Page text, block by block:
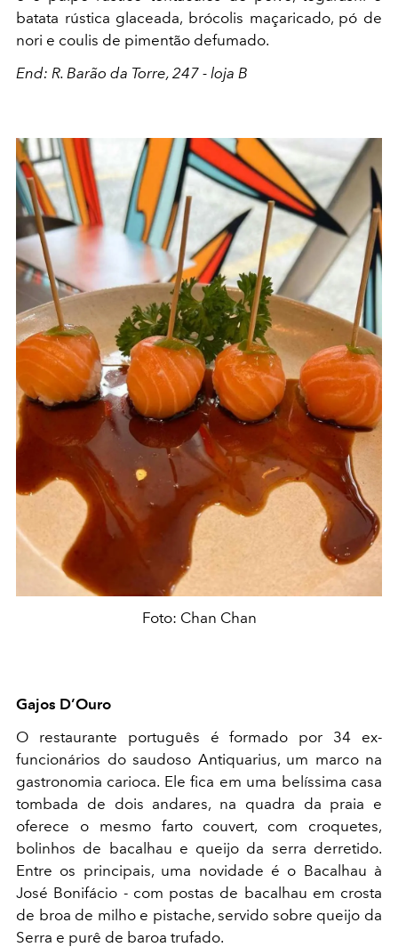
batata rústica glaceada, brócolis maçaricado, pó de
nori e coulis de pimentão defumado.
End: R. Barão da Torre, 247 - loja B
Foto: Chan Chan
Gajos D’Ouro
O restaurante português é formado por 34 ex-
funcionários do saudoso Antiquarius, um marco na
gastronomia carioca. Ele fica em uma belíssima casa
tombada de dois andares, na quadra da praia e
oferece o mesmo farto couvert, com croquetes,
bolinhos de bacalhau e queijo da serra derretido.
Entre os principais, uma novidade é o Bacalhau à
José Bonifácio - com postas de bacalhau em crosta
de broa de milho e pistache, servido sobre queijo da
Serra e purê de baroa trufado.